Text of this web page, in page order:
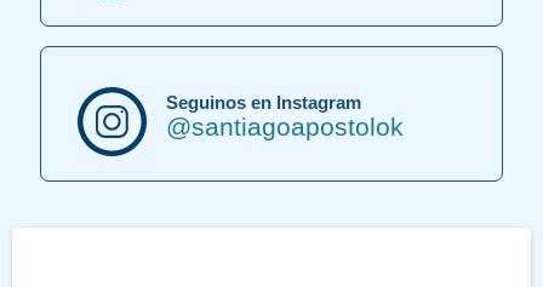
Seguinos en Instagram
@santiagoapostolok